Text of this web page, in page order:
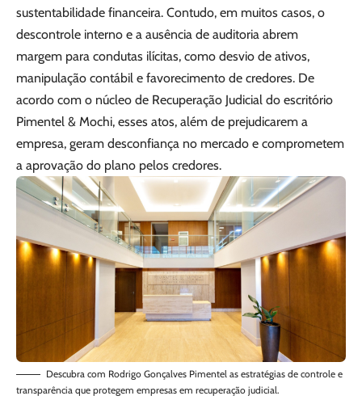
sustentabilidade financeira. Contudo, em muitos casos, o
descontrole interno e a ausência de auditoria abrem
margem para condutas ilícitas, como desvio de ativos,
manipulação contábil e favorecimento de credores. De
acordo com o núcleo de Recuperação Judicial do escritório
Pimentel & Mochi, esses atos, além de prejudicarem a
empresa, geram desconfiança no mercado e comprometem
a aprovação do plano pelos credores.
Descubra com Rodrigo Gonçalves Pimentel as estratégias de controle e
transparência que protegem empresas em recuperação judicial.